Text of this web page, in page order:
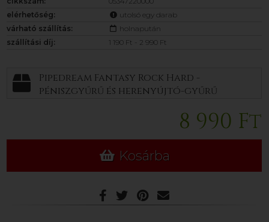
elérhetőség:
utolsó egy darab
várható szállítás:
holnapután
szállítási díj:
1 190 Ft - 2 990 Ft
Pipedream Fantasy Rock Hard -
péniszgyűrű és herenyújtó-gyűrű
8 990 Ft
Kosárba